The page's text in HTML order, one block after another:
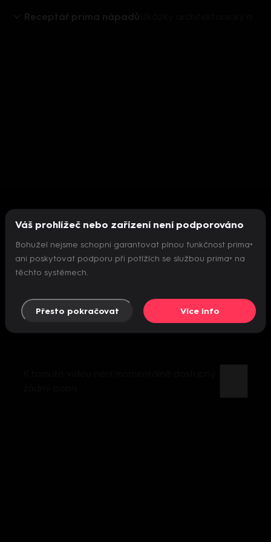
Receptář prima nápadů
Nepodařilo se inicializovat přehrávač
Váš prohlížeč nebo zařízení není podporováno
Bohužel nejsme schopni garantovat plnou funkčnost prima+
ani poskytovat podporu při potížích se službou prima+ na
těchto systémech.
Přesto pokračovat Více info